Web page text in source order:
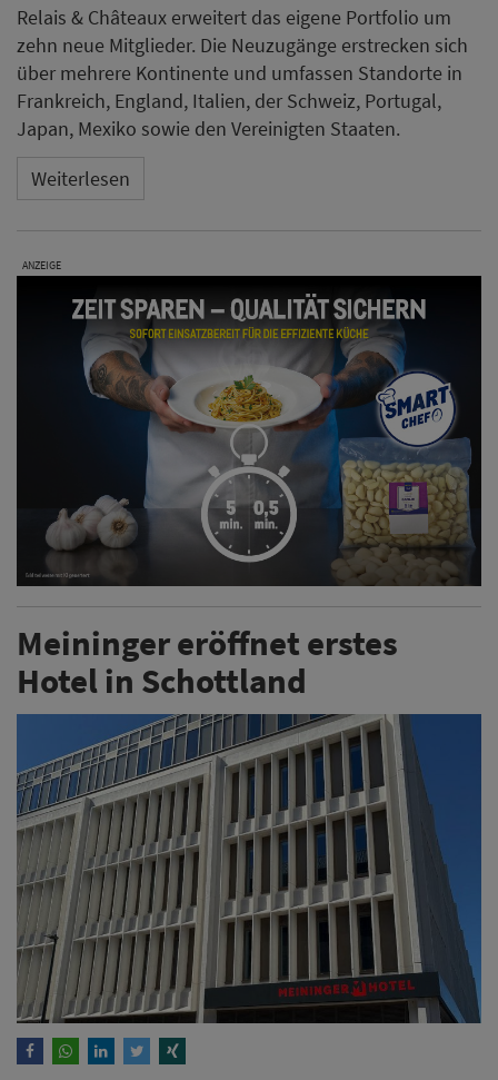
Relais & Châteaux erweitert das eigene Portfolio um
zehn neue Mitglieder. Die Neuzugänge erstrecken sich
über mehrere Kontinente und umfassen Standorte in
Frankreich, England, Italien, der Schweiz, Portugal,
Japan, Mexiko sowie den Vereinigten Staaten.
Weiterlesen
ANZEIGE
Meininger eröffnet erstes
Hotel in Schottland